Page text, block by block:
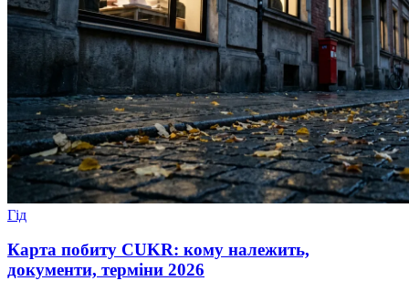
Гід
Карта побиту CUKR: кому належить,
документи, терміни 2026